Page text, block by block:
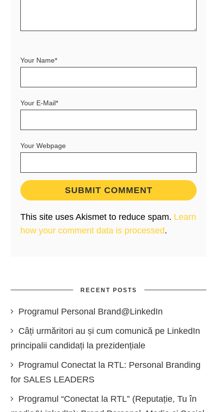
Your Name*
Your E-Mail*
Your Webpage
This site uses Akismet to reduce spam. Learn
how your comment data is processed.
RECENT POSTS
Programul Personal Brand@LinkedIn
Câți urmăritori au și cum comunică pe LinkedIn
principalii candidați la prezidențiale
Programul Conectat la RTL: Personal Branding
for SALES LEADERS
Programul “Conectat la RTL” (Reputație, Tu în